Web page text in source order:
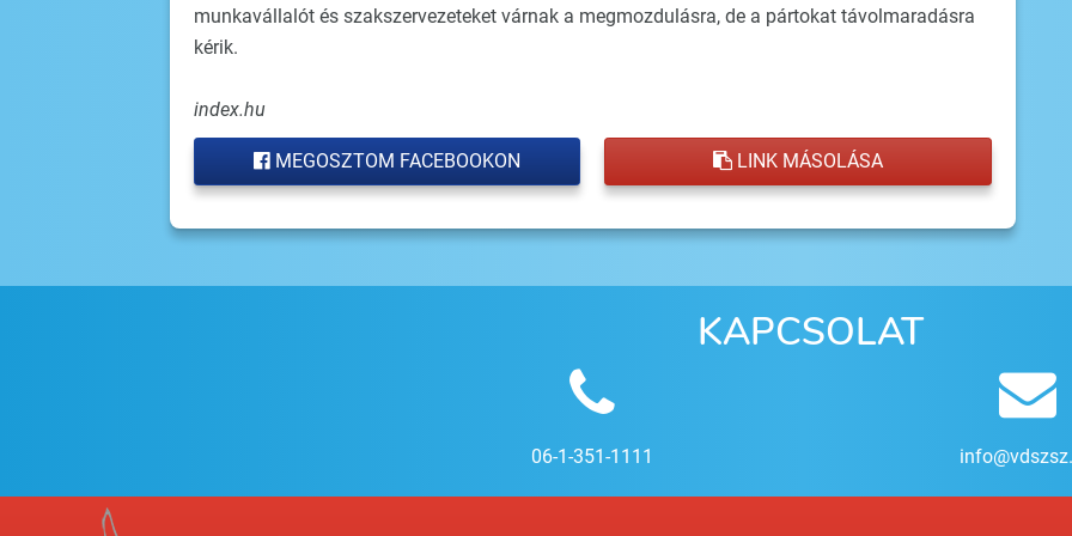
munkavállalót és szakszervezeteket várnak a megmozdulásra, de a pártokat távolmaradásra
kérik.
index.hu
MEGOSZTOM FACEBOOKON LINK MÁSOLÁSA
KAPCSOLAT
06-1-351-1111